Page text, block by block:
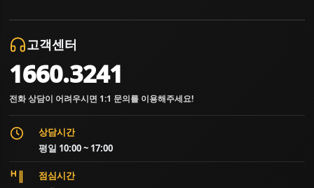
고객센터
1660.3241
전화 상담이 어려우시면 1:1 문의를 이용해주세요!
상담시간
평일 10:00 ~ 17:00
점심시간